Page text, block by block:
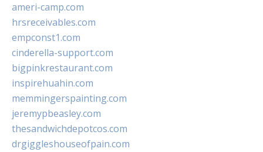
ameri-camp.com
hrsreceivables.com
empconst1.com
cinderella-support.com
bigpinkrestaurant.com
inspirehuahin.com
memmingerspainting.com
jeremypbeasley.com
thesandwichdepotcos.com
drgiggleshouseofpain.com